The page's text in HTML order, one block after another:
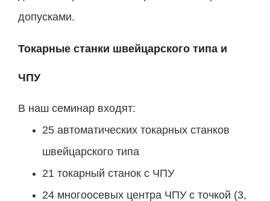
допусками.
Токарные станки швейцарского типа и
ЧПУ
В наш семинар входят:
25 автоматических токарных станков
швейцарского типа
21 токарный станок с ЧПУ
24 многоосевых центра ЧПУ с точкой (3,